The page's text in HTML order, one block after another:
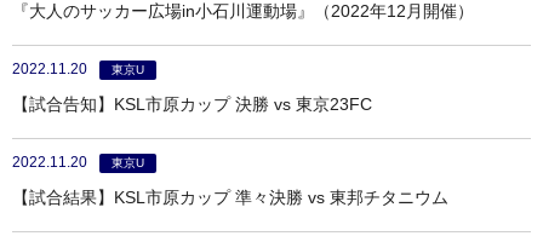
『大人のサッカー広場in小石川運動場』（2022年12月開催）
2022.11.20 東京U
【試合告知】KSL市原カップ 決勝 vs 東京23FC
2022.11.20 東京U
【試合結果】KSL市原カップ 準々決勝 vs 東邦チタニウム